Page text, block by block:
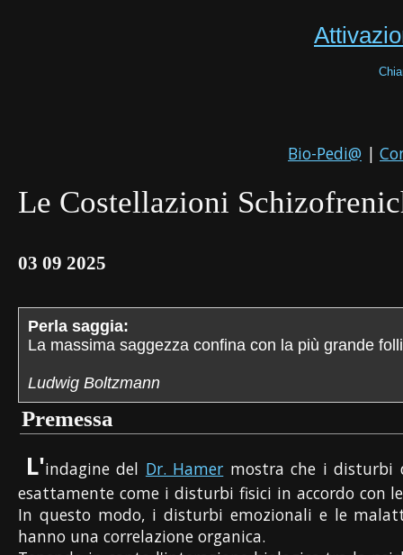
Bio-Pedi@ |
Le Costellazioni
03 09 2025
Perla saggia:
La massima saggezza confina con la più grande
Ludwig Boltzmann
Premessa
L'indagine del Dr. Hamer mostra che i disturbi
esattamente come i disturbi fisici in accordo con
In questo modo, i disturbi emozionali e le
hanno una correlazione organica.